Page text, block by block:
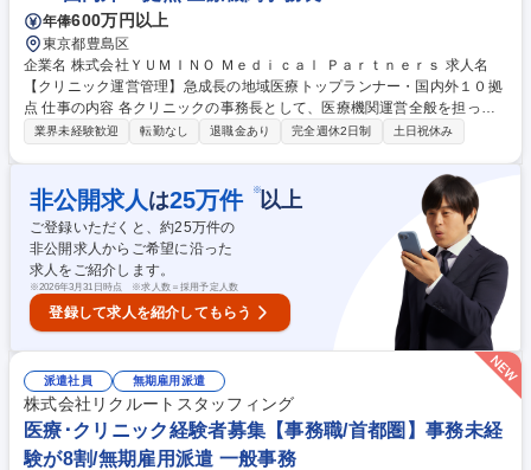
年俸600万円以上
東京都豊島区
企業名 株式会社ＹＵＭＩＮＯ Ｍｅｄｉｃａｌ Ｐａｒｔｎｅｒｓ 求人名
【クリニック運営管理】急成長の地域医療トップランナー・国内外１０拠
点 仕事の内容 各クリニックの事務長として、医療機関運営全般を担って
いただきます。医師、看護師、リハ職、訪問診療コーディネーター、事務
マネジメント、各部門との連携調整 (3)医療現場における課題抽出、業務
改善の企画・実行 (4)地域連携、紹介元・関係機関対応 (5)数値管理、予実
管理、運営状況のレポーティング (6)経営方針を現場へ落とし込むための
調整・推進 募集職種 【クリニック運営管理】急成長の地域医療トップラ
ンナー・国内外１０拠点
業界未経験歓迎 転勤なし 退職金あり 完全週休2日制 土日祝休み
非公開求人 は25万件 ※以上
ご登録いただくと、約25万件の
非公開求人からご希望に沿った
求人をご紹介します。
※2026年3月31日時点 ※求人数＝採用予定人数
登録して求人を紹介してもらう
派遣社員 無期雇用派遣
株式会社リクルートスタッフィング
医療･クリニック経験者募集【事務職/首都圏】事務未経
験が8割/無期雇用派遣 一般事務